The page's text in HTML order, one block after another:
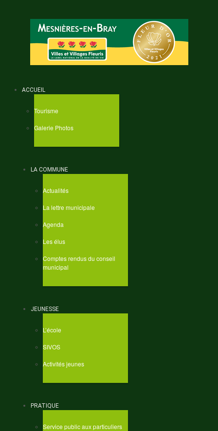
ACCUEIL
Tourisme
Galerie Photos
LA COMMUNE
Actualités
La lettre municipale
Agenda
Les élus
Comptes rendus du conseil
municipal
JEUNESSE
L’école
SIVOS
Activités jeunes
PRATIQUE
Service public aux particuliers